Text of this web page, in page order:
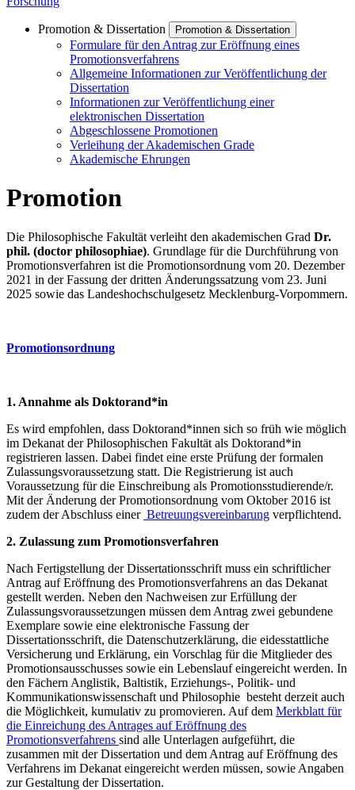
Promotion & Dissertation Promotion & Dissertation
Formulare für den Antrag zur Eröffnung eines
Promotionsverfahrens
Allgemeine Informationen zur Veröffentlichung der
Dissertation
Informationen zur Veröffentlichung einer
elektronischen Dissertation
Abgeschlossene Promotionen
Verleihung der Akademischen Grade
Akademische Ehrungen
Promotion
Die Philosophische Fakultät verleiht den akademischen Grad Dr.
phil. (doctor philosophiae). Grundlage für die Durchführung von
Promotionsverfahren ist die Promotionsordnung vom 20. Dezember
2021 in der Fassung der dritten Änderungssatzung vom 23. Juni
2025 sowie das Landeshochschulgesetz Mecklenburg-Vorpommern.
Promotionsordnung
1. Annahme als Doktorand*in
Es wird empfohlen, dass Doktorand*innen sich so früh wie möglich
im Dekanat der Philosophischen Fakultät als Doktorand*in
registrieren lassen. Dabei findet eine erste Prüfung der formalen
Zulassungsvoraussetzung statt. Die Registrierung ist auch
Voraussetzung für die Einschreibung als Promotionsstudierende/r.
Mit der Änderung der Promotionsordnung vom Oktober 2016 ist
zudem der Abschluss einer Betreuungsvereinbarung verpflichtend.
2. Zulassung zum Promotionsverfahren
Nach Fertigstellung der Dissertationsschrift muss ein schriftlicher
Antrag auf Eröffnung des Promotionsverfahrens an das Dekanat
gestellt werden. Neben den Nachweisen zur Erfüllung der
Zulassungsvoraussetzungen müssen dem Antrag zwei gebundene
Exemplare sowie eine elektronische Fassung der
Dissertationsschrift, die Datenschutzerklärung, die eidesstattliche
Versicherung und Erklärung, ein Vorschlag für die Mitglieder des
Promotionsausschusses sowie ein Lebenslauf eingereicht werden. In
den Fächern Anglistik, Baltistik, Erziehungs-, Politik- und
Kommunikationswissenschaft und Philosophie besteht derzeit auch
die Möglichkeit, kumulativ zu promovieren. Auf dem Merkblatt für
die Einreichung des Antrages auf Eröffnung des
Promotionsverfahrens sind alle Unterlagen aufgeführt, die
zusammen mit der Dissertation und dem Antrag auf Eröffnung des
Verfahrens im Dekanat eingereicht werden müssen, sowie Angaben
zur Gestaltung der Dissertation.